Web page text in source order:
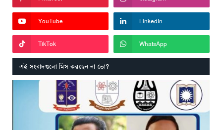
YouTube LinkedIn
TikTok WhatsApp
এই সংবাদগুলো মিস করছেন না তো?